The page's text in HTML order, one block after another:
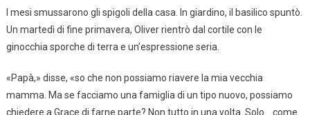
I mesi smussarono gli spigoli della casa. In giardino, il basilico spuntò.
Un martedì di fine primavera, Oliver rientrò dal cortile con le
ginocchia sporche di terra e un’espressione seria.
«Papà,» disse, «so che non possiamo riavere la mia vecchia
mamma. Ma se facciamo una famiglia di un tipo nuovo, possiamo
chiedere a Grace di farne parte? Non tutto in una volta. Solo… come